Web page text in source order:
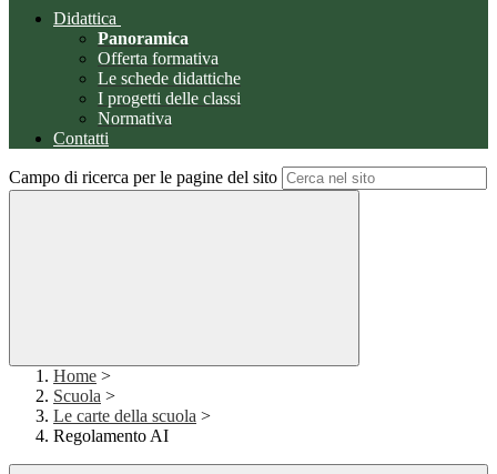
Didattica
Panoramica
Offerta formativa
Le schede didattiche
I progetti delle classi
Normativa
Contatti
Campo di ricerca per le pagine del sito
Home >
Scuola >
Le carte della scuola >
Regolamento AI